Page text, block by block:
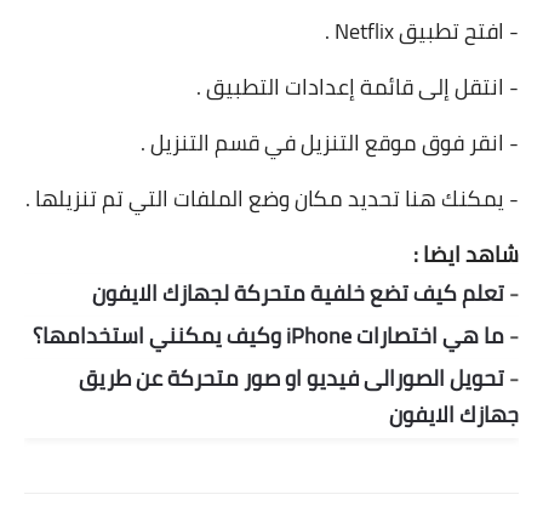
- افتح تطبيق Netflix .
- انتقل إلى قائمة إعدادات التطبيق .
- انقر فوق موقع التنزيل في قسم التنزيل .
- يمكنك هنا تحديد مكان وضع الملفات التي تم تنزيلها .
شاهد ايضا :
-تعلم كيف تضع خلفية متحركة لجهازك الايفون
-ما هي اختصارات iPhone وكيف يمكنني استخدامها؟
-تحويل الصورالى فيديو او صور متحركة عن طريق
جهازك الايفون